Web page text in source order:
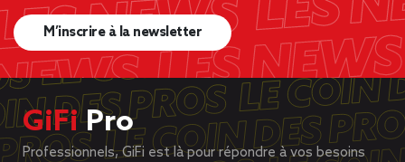
M’inscrire à la newsletter
GiFiPro
Professionnels, GiFi est là pour répondre à vos besoins